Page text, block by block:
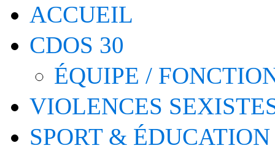
ACCUEIL
CDOS 30
ÉQUIPE /
VIOLENCES
SPORT &